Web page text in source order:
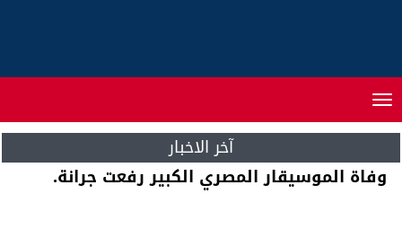
Toggle
navigation
آخر الاخبار
23 هيئة لحزب الاستقلال تطلق نداءً للدفاع عن